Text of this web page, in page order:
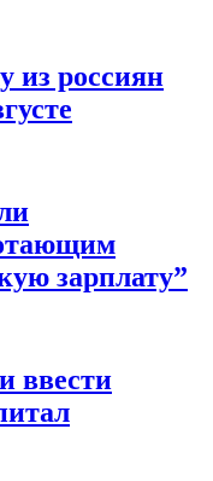
из россиян
зарплату”
ввести